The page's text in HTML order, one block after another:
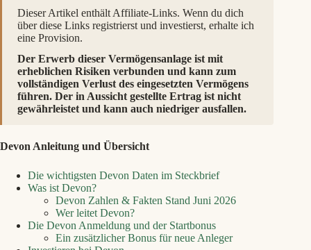
Dieser Artikel enthält Affiliate-Links. Wenn du dich
über diese Links registrierst und investierst, erhalte ich
eine Provision.
Der Erwerb dieser Vermögensanlage ist mit
erheblichen Risiken verbunden und kann zum
vollständigen Verlust des eingesetzten Vermögens
führen. Der in Aussicht gestellte Ertrag ist nicht
gewährleistet und kann auch niedriger ausfallen.
Devon Anleitung und Übersicht
Die wichtigsten Devon Daten im Steckbrief
Was ist Devon?
Devon Zahlen & Fakten Stand Juni 2026
Wer leitet Devon?
Die Devon Anmeldung und der Startbonus
Ein zusätzlicher Bonus für neue Anleger